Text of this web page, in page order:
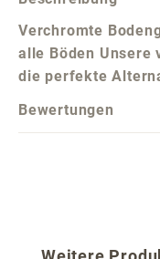
Verchromte
alle Böden Unsere
die perfekte
Bewertungen
Produktgalerie